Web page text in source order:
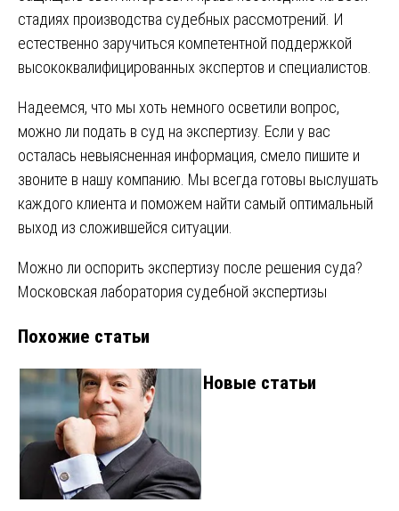
стадиях производства судебных рассмотрений. И
естественно заручиться компетентной поддержкой
высококвалифицированных экспертов и специалистов.
Надеемся, что мы хоть немного осветили вопрос,
можно ли подать в суд на экспертизу. Если у вас
осталась невыясненная информация, смело пишите и
звоните в нашу компанию. Мы всегда готовы выслушать
каждого клиента и поможем найти самый оптимальный
выход из сложившейся ситуации.
Навигация
записям
Можно ли оспорить экспертизу после решения суда?
Московская лаборатория судебной экспертизы
Похожие статьи
Новые статьи